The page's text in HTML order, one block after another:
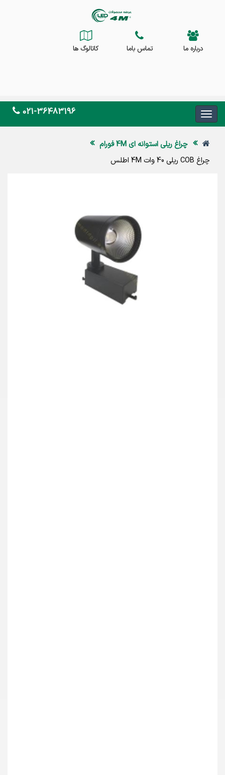
درباره ما تماس باما کاتالوگ ها
021-36483196
چراغ ریلی استوانه ای 4M فورام
چراغ COB ریلی 40 وات 4M اطلس